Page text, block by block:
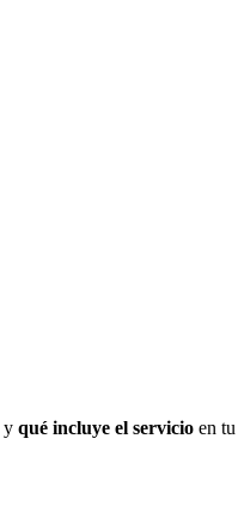
y qué incluye el servicio en